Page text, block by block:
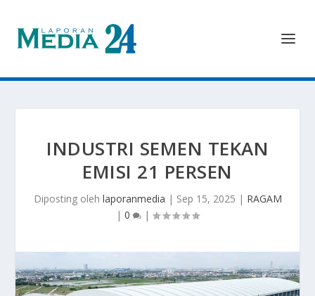
INDUSTRI SEMEN TEKAN
EMISI 21 PERSEN
Diposting oleh laporanmedia | Sep 15, 2025 | RAGAM
| 0 |